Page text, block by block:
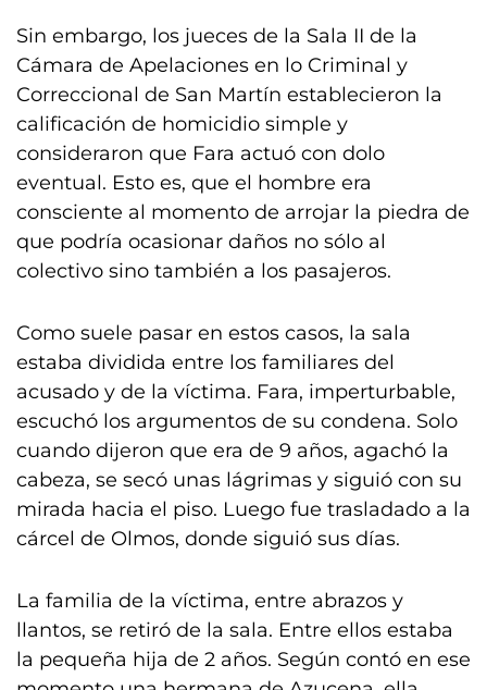
Sin embargo, los jueces de la Sala II de la
Cámara de Apelaciones en lo Criminal y
Correccional de San Martín establecieron la
calificación de homicidio simple y
consideraron que Fara actuó con dolo
eventual. Esto es, que el hombre era
consciente al momento de arrojar la piedra de
que podría ocasionar daños no sólo al
colectivo sino también a los pasajeros.
Como suele pasar en estos casos, la sala
estaba dividida entre los familiares del
acusado y de la víctima. Fara, imperturbable,
escuchó los argumentos de su condena. Solo
cuando dijeron que era de 9 años, agachó la
cabeza, se secó unas lágrimas y siguió con su
mirada hacia el piso. Luego fue trasladado a la
cárcel de Olmos, donde siguió sus días.
La familia de la víctima, entre abrazos y
llantos, se retiró de la sala. Entre ellos estaba
la pequeña hija de 2 años. Según contó en ese